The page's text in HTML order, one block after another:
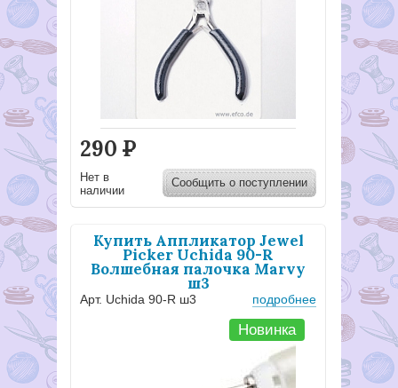
290 Р
Нет в
наличии
Сообщить о поступлении
Купить Аппликатор Jewel
Picker Uchida 90-R
Волшебная палочка Marvy
ш3
Арт. Uchida 90-R ш3 подробнее
Новинка